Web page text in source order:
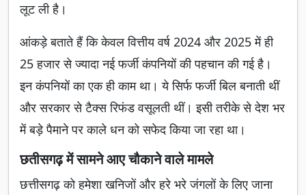
लूट ली है।
आंकड़े बताते हैं कि केवल वित्तीय वर्ष 2024 और 2025 में ही
25 हजार से ज्यादा नई फर्जी कंपनियों की पहचान की गई है।
इन कंपनियों का एक ही काम था। ये सिर्फ फर्जी बिल बनाती थीं
और सरकार से टैक्स रिफंड वसूलती थीं। इसी तरीके से देश भर
में बड़े पैमाने पर काले धन को सफेद किया जा रहा था।
छतीसगढ़ में सामने आए चौकाने वाले मामले
छत्तीसगढ़ को हमेशा खनिजों और हरे भरे जंगलों के लिए जाना